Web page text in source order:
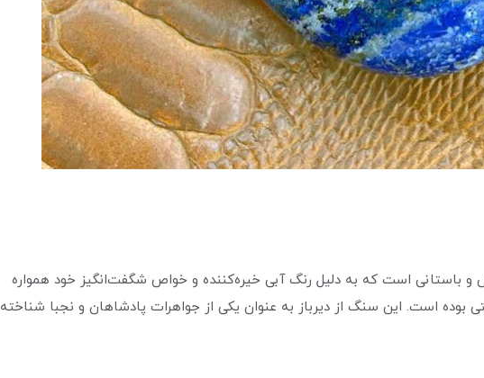
و باستانی است که به دلیل رنگ آبی خیره‌کننده و خواص شگفت‌انگیز خود همواره
بوده است. این سنگ از دیرباز به عنوان یکی از جواهرات پادشاهان و نجبا شناخته